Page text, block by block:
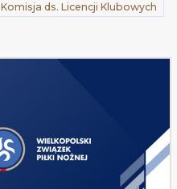
Komisja ds. Licencji Klubowych